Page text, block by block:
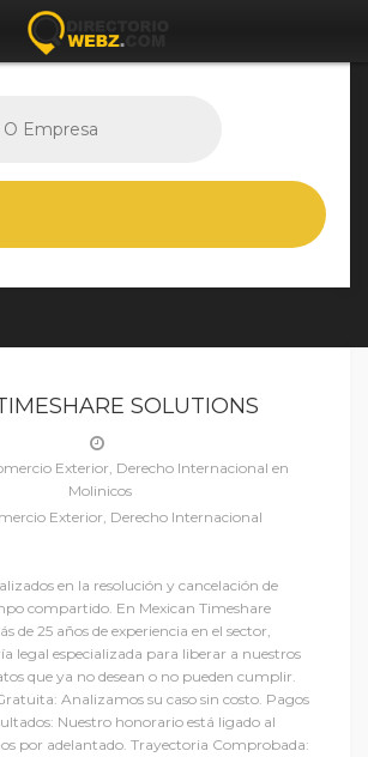
SOLUTIONS
Exterior, Derecho Internacional en
Molinicos
Exterior, Derecho Internacional
en la resolución y cancelación de
compartido. En Mexican Timeshare
de 25 años de experiencia en el sector,
legal especializada para liberar a nuestros
que ya no desean o no pueden cumplir.
Analizamos su caso sin costo. Pagos
Nuestro honorario está ligado al
por adelantado. Trayectoria Comprobada: